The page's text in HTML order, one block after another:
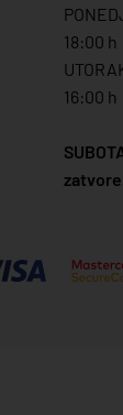
18:00 h
16:00 h